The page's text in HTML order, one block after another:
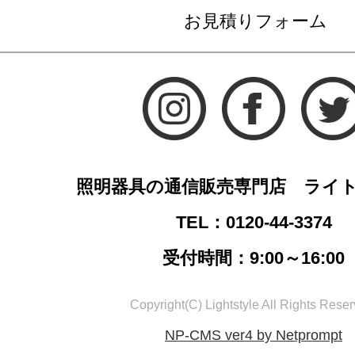
お見積りフォーム
照明器具の通信販売専門店 ライ
TEL：0120-44-3374
受付時間：9:00～16:00
Copyright(C) Lightstyle All Rights
NP-CMS ver4 by Netprompt